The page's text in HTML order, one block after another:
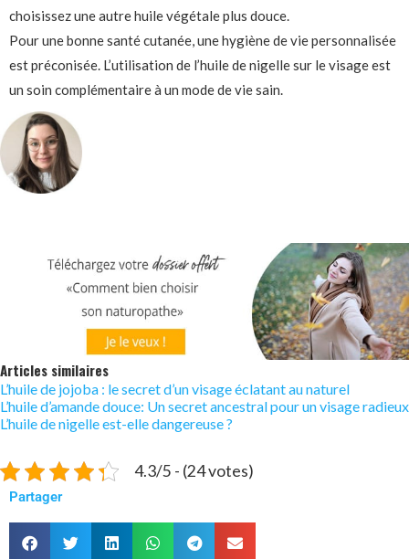
choisissez une autre huile végétale plus douce.
Pour une bonne santé cutanée, une hygiène de vie personnalisée
est préconisée. L’utilisation de l’huile de nigelle sur le visage est
un soin complémentaire à un mode de vie sain.
Articles similaires
L’huile de jojoba : le secret d’un visage éclatant au naturel
L’huile d’amande douce: Un secret ancestral pour un visage radieux
L’huile de nigelle est-elle dangereuse ?
4.3/5 - (24 votes)
Partager